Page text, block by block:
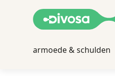
armoede & schulden